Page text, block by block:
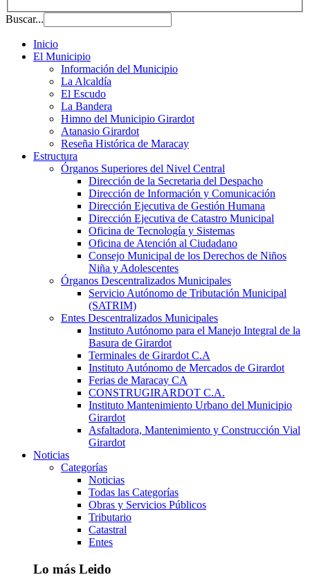
Buscar...
Inicio
El Municipio
Información del Municipio
La Alcaldía
El Escudo
La Bandera
Himno del Municipio Girardot
Atanasio Girardot
Reseña Histórica de Maracay
Estructura
Órganos Superiores del Nivel Central
Dirección de la Secretaria del Despacho
Dirección de Información y Comunicación
Dirección Ejecutiva de Gestión Humana
Dirección Ejecutiva de Catastro Municipal
Oficina de Tecnología y Sistemas
Oficina de Atención al Ciudadano
Consejo Municipal de los Derechos de Niños
Niña y Adolescentes
Órganos Descentralizados Municipales
Servicio Autónomo de Tributación Municipal
(SATRIM)
Entes Descentralizados Municipales
Instituto Autónomo para el Manejo Integral de la
Basura de Girardot
Terminales de Girardot C.A
Instituto Autónomo de Mercados de Girardot
Ferias de Maracay CA
CONSTRUGIRARDOT C.A.
Instituto Mantenimiento Urbano del Municipio
Girardot
Asfaltadora, Mantenimiento y Construcción Vial
Girardot
Noticias
Categorías
Noticias
Todas las Categorías
Obras y Servicios Públicos
Tributario
Catastral
Entes
Lo más Leido